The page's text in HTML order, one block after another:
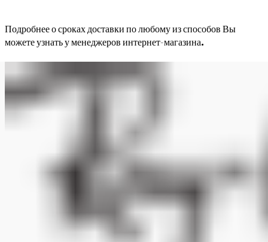
Подробнее о сроках доставки по любому из способов Вы
можете узнать у менеджеров интернет-магазина.